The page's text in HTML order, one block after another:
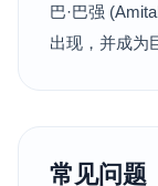
巴·巴强
出现，并成为
常见问题